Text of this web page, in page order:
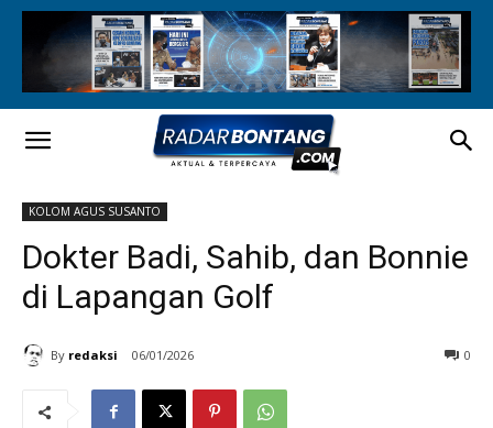
KOLOM AGUS SUSANTO
Dokter Badi, Sahib, dan Bonnie
di Lapangan Golf
By redaksi 06/01/2026 0